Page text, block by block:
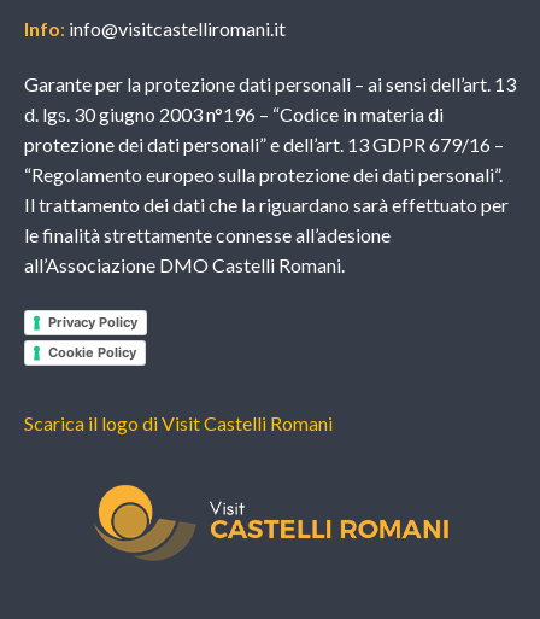
Info: info@visitcastelliromani.it
Garante per la protezione dati personali – ai sensi dell’art. 13
d. lgs. 30 giugno 2003 n°196 – “Codice in materia di
protezione dei dati personali” e dell’art. 13 GDPR 679/16 –
“Regolamento europeo sulla protezione dei dati personali”.
Il trattamento dei dati che la riguardano sarà effettuato per
le finalità strettamente connesse all’adesione
all’Associazione DMO Castelli Romani.
Privacy Policy
Cookie Policy
Scarica il logo di Visit Castelli Romani